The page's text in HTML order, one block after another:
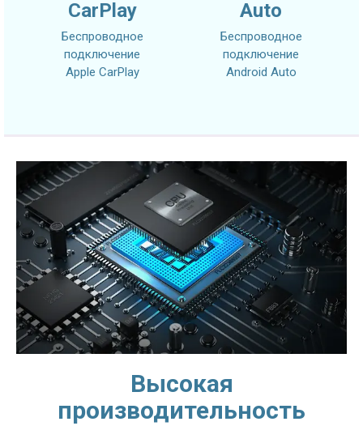
CarPlay
Беспроводное
подключение
Apple CarPlay
Auto
Беспроводное
подключение
Android Auto
Высокая
производительность